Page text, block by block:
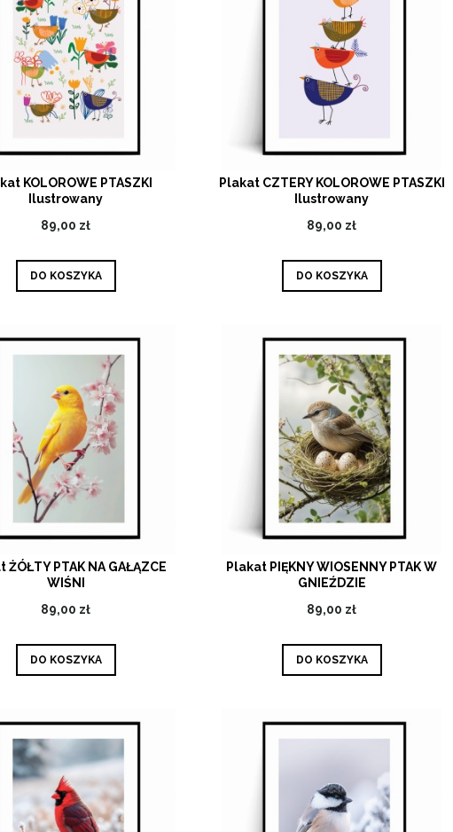
KOLOROWE PTASZKI
Ilustrowany
89,00 zł
DO KOSZYKA
Plakat CZTERY KOLOROWE PTASZKI
Ilustrowany
89,00 zł
DO KOSZYKA
ŻÓŁTY PTAK NA GAŁĄZCE
WIŚNI
89,00 zł
DO KOSZYKA
Plakat PIĘKNY WIOSENNY PTAK W
GNIEŹDZIE
89,00 zł
DO KOSZYKA